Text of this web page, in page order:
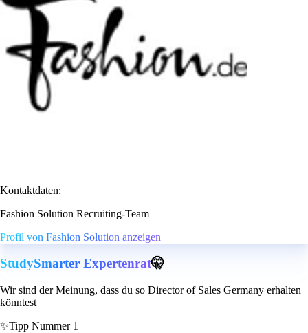
Kontaktdaten:
Fashion Solution Recruiting-Team
Profil von Fashion Solution anzeigen
StudySmarter Expertenrat🤫
Wir sind der Meinung, dass du so Director of Sales Germany erhalten
könntest
✨Tipp Nummer 1